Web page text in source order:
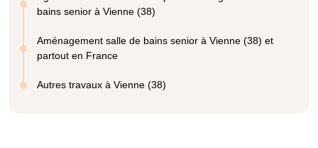
bains senior à Vienne (38)
Aménagement salle de bains senior à Vienne (38) et
partout en France
Autres travaux à Vienne (38)